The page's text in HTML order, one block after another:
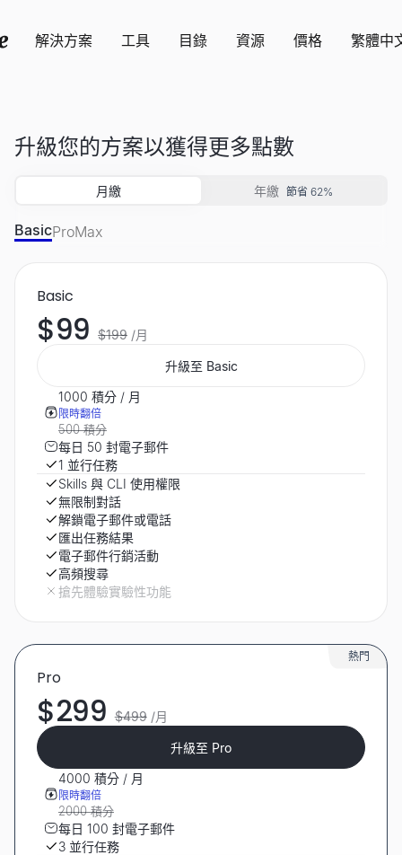
解決方案 工具 目錄 資源 價格 繁體中
升級您的方案以獲得更多點數
月繳 年繳 節省 62%
BasicProMax
Basic
$99 $199 /月
升級至 Basic
1000 積分 / 月
限時翻倍
500 積分
每日 50 封電子郵件
1 並行任務
Skills 與 CLI 使用權限
無限制對話
解鎖電子郵件或電話
匯出任務結果
電子郵件行銷活動
高頻搜尋
搶先體驗實驗性功能
熱門
Pro
$299 $499 /月
升級至 Pro
4000 積分 / 月
限時翻倍
2000 積分
每日 100 封電子郵件
3 並行任務